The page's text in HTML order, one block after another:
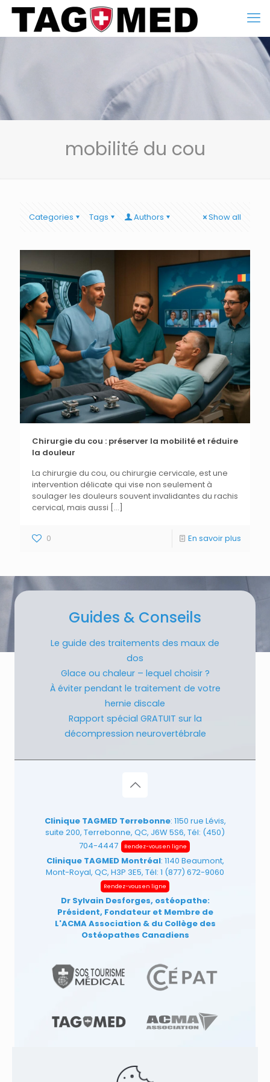
mobilité du cou
Categories Tags Authors Show all
Chirurgie du cou : préserver la mobilité et réduire
la douleur
La chirurgie du cou, ou chirurgie cervicale, est une
intervention délicate qui vise non seulement à
soulager les douleurs souvent invalidantes du rachis
cervical, mais aussi […]
0 En savoir plus
Guides & Conseils
Le guide des traitements des maux de
dos
Glace ou chaleur – lequel choisir ?
À éviter pendant le traitement de votre
hernie discale
Rapport spécial GRATUIT sur la
décompression neurovertébrale
Clinique TAGMED Terrebonne: 1150 rue Lévis,
suite 200, Terrebonne, QC, J6W 5S6, Tél: (450)
704-4447
Rendez-vous en ligne
Clinique TAGMED Montréal: 1140 Beaumont,
Mont-Royal, QC, H3P 3E5, Tél: 1 (877) 672-9060
Rendez-vous en ligne
Dr Sylvain Desforges, ostéopathe:
Président, Fondateur et Membre de
L'ACMA Association & du Collège des
Ostéopathes Canadiens